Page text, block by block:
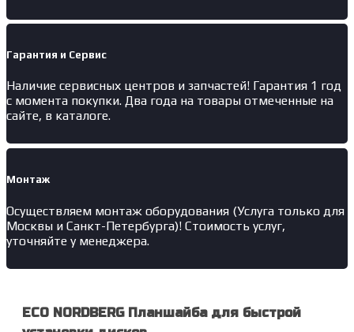
Гарантия и Сервис
Наличие сервисных центров и запчастей! Гарантия 1 год
с момента покупки. Два года на товары отмеченные на
сайте, в каталоге.
Монтаж
Осуществляем монтаж оборудования (Услуга только для
Москвы и Санкт-Петербурга)! Стоимость услуг,
уточняйте у менеджера.
ECO NORDBERG Планшайба для быстрой